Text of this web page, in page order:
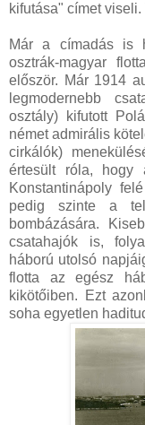
kifutása" címet
Már a címadás is
osztrák-magyar
először. Már 1914
legmodernebb
osztály) kifutott
német admirális
cirkálók)
értesült róla, hogy
Konstantinápoly
pedig szinte a
bombázására.
csatahajók is,
háború utolsó
flotta az egész
kikötőiben. Ezt
soha egyetlen